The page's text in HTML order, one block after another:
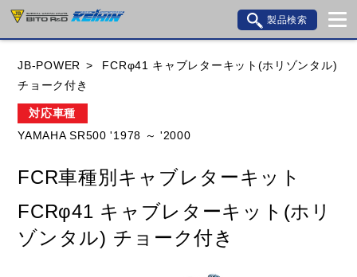
製品検索
車種検索
HONDA YAMAHA
KAWASAKI BMW DUCATI GILERA
HUSQVANA KTM MOTO GUZZI
TRIUMPH
JB-POWER
FCRφ41 キャブレターキット(ホリゾンタル)
チョーク付き
対応車種
YAMAHA SR500 '1978 ～ '2000
FCR車種別キャブレターキット
FCRφ41 キャブレターキット(ホリ
ゾンタル) チョーク付き